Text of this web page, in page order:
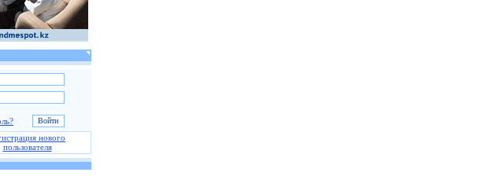
нового
пользователя